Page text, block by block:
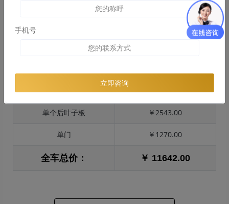
车顶 ￥1855.00
单个后叶子板 ￥2543.00
单门 ￥1270.00
全车总价： ￥ 11642.00
手机号
立即咨询